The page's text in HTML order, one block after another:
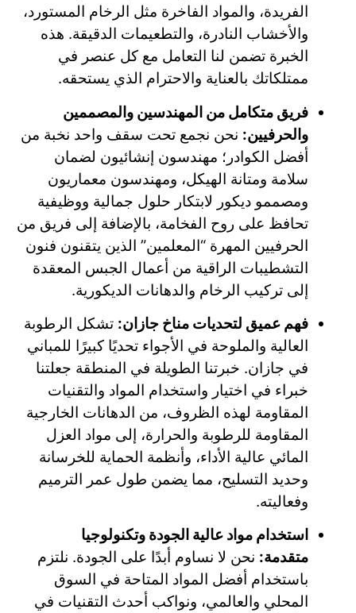
الفريدة، والمواد الفاخرة مثل الرخام المستورد،
والأخشاب النادرة، والتطعيمات الدقيقة. هذه
الخبرة تضمن لنا التعامل مع كل عنصر في
ممتلكاتك بالعناية والاحترام الذي يستحقه.
فريق متكامل من المهندسين والمصممين
والحرفيين: نحن نجمع تحت سقف واحد نخبة من
أفضل الكوادر؛ مهندسون إنشائيون لضمان
سلامة ومتانة الهيكل، ومهندسون معماريون
ومصممو ديكور لابتكار حلول جمالية ووظيفية
تحافظ على روح الفخامة، بالإضافة إلى فريق من
الحرفيين المهرة “المعلمين” الذين يتقنون فنون
التشطيبات الراقية من أعمال الجبس المعقدة
إلى تركيب الرخام والدهانات الديكورية.
فهم عميق لتحديات مناخ جازان: تشكل الرطوبة
العالية والملوحة في الأجواء تحديًا كبيرًا للمباني
في جازان. خبرتنا الطويلة في المنطقة جعلتنا
خبراء في اختيار واستخدام المواد والتقنيات
المقاومة لهذه الظروف، من الدهانات الخارجية
المقاومة للرطوبة والحرارة، إلى مواد العزل
المائي عالية الأداء، وأنظمة الحماية للخرسانة
وحديد التسليح، مما يضمن طول عمر الترميم
وفعاليته.
استخدام مواد عالية الجودة وتكنولوجيا
متقدمة: نحن لا نساوم أبدًا على الجودة. نلتزم
باستخدام أفضل المواد المتاحة في السوق
المحلي والعالمي، ونواكب أحدث التقنيات في